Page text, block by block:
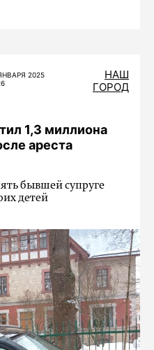
2025
НАШ
ГОРОД
1,3 миллиона
ареста
бывшей супруге
детей